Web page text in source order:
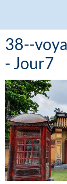
38--
- Jour7